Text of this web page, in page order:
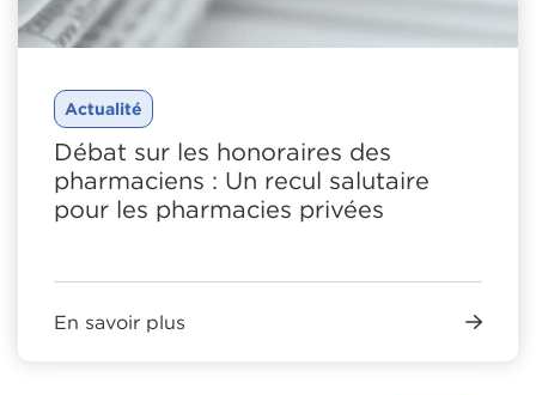
Actualité
Débat sur les honoraires des
pharmaciens : Un recul salutaire
pour les pharmacies privées
En savoir plus